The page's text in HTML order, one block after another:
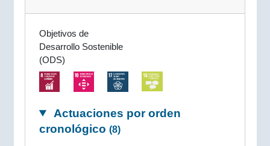
Objetivos de
Desarrollo Sostenible
(ODS)
Actuaciones por orden
cronológico (8)